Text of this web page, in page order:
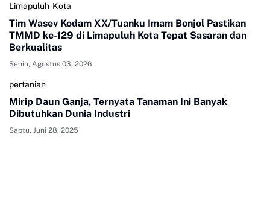
Limapuluh-Kota
Tim Wasev Kodam XX/Tuanku Imam Bonjol Pastikan
TMMD ke-129 di Limapuluh Kota Tepat Sasaran dan
Berkualitas
Senin, Agustus 03, 2026
pertanian
Mirip Daun Ganja, Ternyata Tanaman Ini Banyak
Dibutuhkan Dunia Industri
Sabtu, Juni 28, 2025